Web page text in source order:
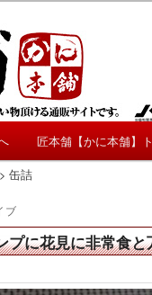
局【たく
のおもしろ情報や興味深
匠本舗【かに本舗】
> 缶詰
ブ
プに花見に非常食